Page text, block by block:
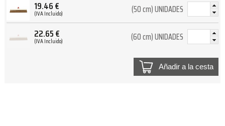
19.46€
(IVA Incluido) (50 cm) UNIDADES
22.65€
(IVA Incluido) (60 cm) UNIDADES
Añadir a la cesta